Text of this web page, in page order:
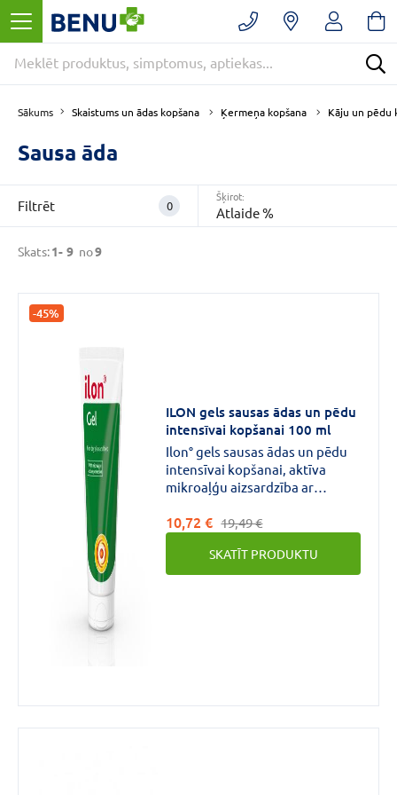
Sākums Skaistums un ādas kopšana Ķermeņa kopšana Kāju un pēdu
FiltrētNoņemt
filtrus
Kategorijas
E
-
APTIEKA
(9)
Skaistums
un
kopšana
(8)
€ līdz €
Sausa āda
Skats:1- 9 no9
Filtrēt 0
Šķirot:
Atlaide %
-45%
ILON gels sausas ādas un pēdu
intensīvai kopšanai 100 ml
Ilon° gels sausas ādas un pēdu
intensīvai kopšanai, aktīva
mikroaļģu aizsardzība ar
ekstraktu.Gels sausai,
problemātiskai pēdu ādai.
10,72 € 19,49 €
SKATĪT PRODUKTU